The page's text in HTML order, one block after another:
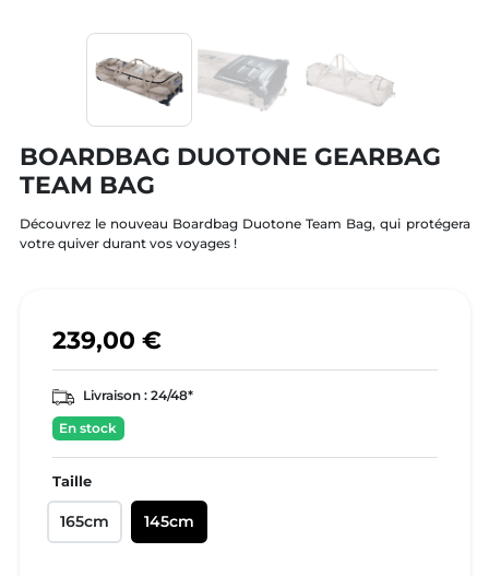
BOARDBAG DUOTONE GEARBAG
TEAM BAG
Découvrez le nouveau Boardbag Duotone Team Bag, qui protégera
votre quiver durant vos voyages !
239,00 €
Livraison : 24/48*
En stock
Taille
165cm 145cm